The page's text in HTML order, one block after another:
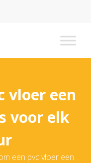
vloer een
voor elk
een pvc vloer een